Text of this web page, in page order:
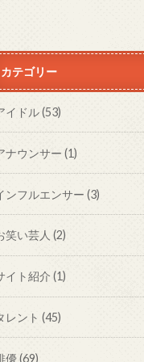
カテゴリー
イドル(53)
ナウンサー(1)
ンフルエンサー(3)
笑い芸人(2)
イト紹介(1)
レント(45)
優(69)